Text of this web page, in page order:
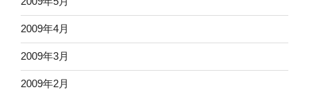
2009年4月
2009年3月
2009年2月